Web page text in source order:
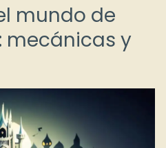
mundo de
mecánicas y